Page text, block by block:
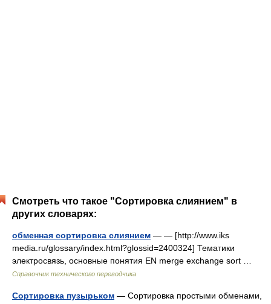
Смотреть что такое "Сортировка слиянием" в
других словарях:
обменная сортировка слиянием — — [http://www.iks
media.ru/glossary/index.html?glossid=2400324] Тематики
электросвязь, основные понятия EN merge exchange sort …
Справочник технического переводчика
Сортировка пузырьком — Сортировка простыми обменами,